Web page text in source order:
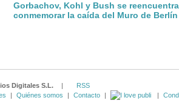
Gorbachov, Kohl y Bush se
conmemorar la caída del Muro de Berlín
Digitales S.L. |
RSS
| Quiénes somos | Contacto | |